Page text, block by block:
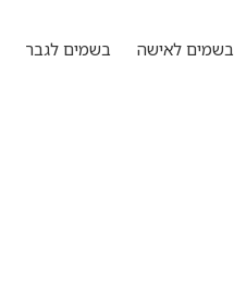
בשמים לאישה בשמים לגבר